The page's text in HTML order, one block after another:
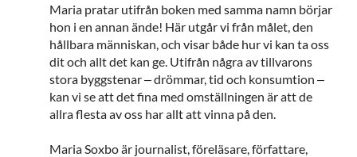
Maria pratar utifrån boken med samma namn börjar
hon i en annan ände! Här utgår vi från målet, den
hållbara människan, och visar både hur vi kan ta oss
dit och allt det kan ge. Utifrån några av tillvarons
stora byggstenar – drömmar, tid och konsumtion –
kan vi se att det fina med omställningen är att de
allra flesta av oss har allt att vinna på den.
Maria Soxbo är journalist, föreläsare, författare,